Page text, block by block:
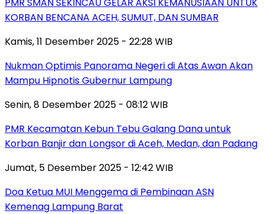
KORBAN BENCANA ACEH, SUMUT, DAN SUMBAR
Kamis, 11 Desember 2025 - 22:28 WIB
Nukman Optimis Panorama Negeri di Atas Awan Akan
Mampu Hipnotis Gubernur Lampung
Senin, 8 Desember 2025 - 08:12 WIB
PMR Kecamatan Kebun Tebu Galang Dana untuk
Korban Banjir dan Longsor di Aceh, Medan, dan Padang
Jumat, 5 Desember 2025 - 12:42 WIB
Doa Ketua MUI Menggema di Pembinaan ASN
Kemenag Lampung Barat